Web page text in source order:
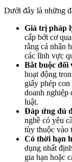
Dưới đây là những
Giá trị pháp
cấp bởi cơ
rằng cá nhân
các lĩnh vực
Bắt buộc đối
hoạt động
giấy phép
doanh nghiệp
luật.
Đáp ứng đủ
nghề có yêu
tùy thuộc vào
Có thời hạn
dụng nhất
gia hạn hoặc